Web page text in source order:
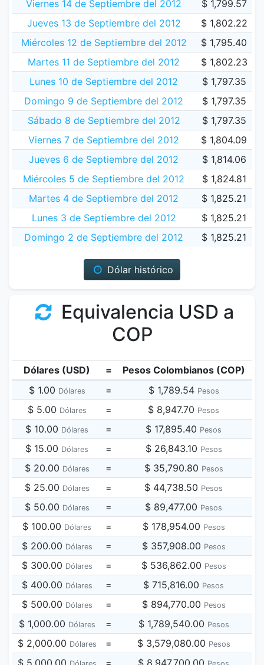
Viernes 14 de Septiembre del 2012
$ 1,799.57
Jueves 13 de Septiembre del 2012
$ 1,802.22
Miércoles 12 de Septiembre del 2012
$ 1,795.40
Martes 11 de Septiembre del 2012
$ 1,802.23
Lunes 10 de Septiembre del 2012
$ 1,797.35
Domingo 9 de Septiembre del 2012
$ 1,797.35
Sábado 8 de Septiembre del 2012
$ 1,797.35
Viernes 7 de Septiembre del 2012
$ 1,804.09
Jueves 6 de Septiembre del 2012
$ 1,814.06
Miércoles 5 de Septiembre del 2012
$ 1,824.81
Martes 4 de Septiembre del 2012
$ 1,825.21
Lunes 3 de Septiembre del 2012
$ 1,825.21
Domingo 2 de Septiembre del 2012
$ 1,825.21
Dólar histórico
Equivalencia USD a
COP
Dólares (USD) =
Pesos Colombianos (COP)
$ 1.00 Dólares = $ 1,789.54 Pesos
$ 5.00 Dólares = $ 8,947.70 Pesos
$ 10.00 Dólares = $ 17,895.40 Pesos
$ 15.00 Dólares = $ 26,843.10 Pesos
$ 20.00 Dólares = $ 35,790.80 Pesos
$ 25.00 Dólares = $ 44,738.50 Pesos
$ 50.00 Dólares = $ 89,477.00 Pesos
$ 100.00 Dólares = $ 178,954.00 Pesos
$ 200.00 Dólares = $ 357,908.00 Pesos
$ 300.00 Dólares = $ 536,862.00 Pesos
$ 400.00 Dólares = $ 715,816.00 Pesos
$ 500.00 Dólares = $ 894,770.00 Pesos
$ 1,000.00 Dólares = $ 1,789,540.00 Pesos
$ 2,000.00 Dólares = $ 3,579,080.00 Pesos
$ 5,000.00 = $ 8,947,700.00